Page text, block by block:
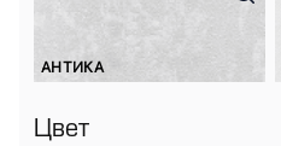
АНТИКА
Цвет